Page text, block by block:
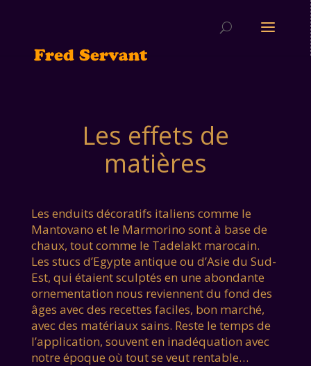
Les effets de
matières
Les enduits décoratifs italiens comme le
Mantovano et le Marmorino sont à base de
chaux, tout comme le Tadelakt marocain.
Les stucs d’Egypte antique ou d’Asie du Sud-
Est, qui étaient sculptés en une abondante
ornementation nous reviennent du fond des
âges avec des recettes faciles, bon marché,
avec des matériaux sains. Reste le temps de
l’application, souvent en inadéquation avec
notre époque où tout se veut rentable…